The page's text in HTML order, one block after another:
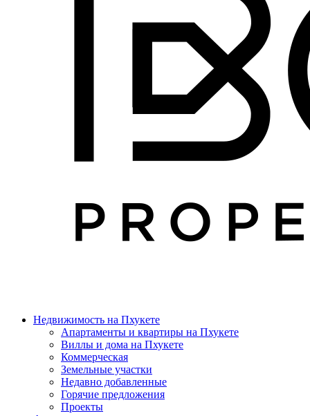
Недвижимость на Пхукете
Апартаменты и квартиры на Пхукете
Виллы и дома на Пхукете
Коммерческая
Земельные участки
Недавно добавленные
Горячие предложения
Проекты